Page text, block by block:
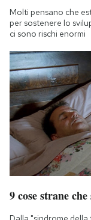
Molti pensano che
per sostenere lo
ci sono rischi enormi
9 cose strane